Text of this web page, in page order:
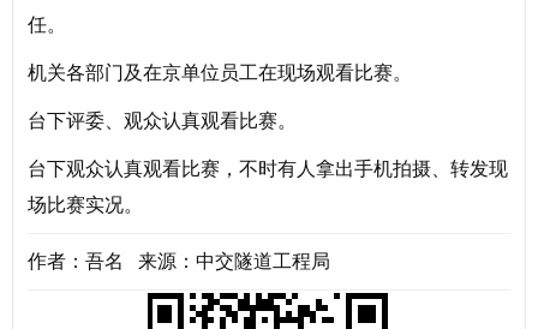
任。
机关各部门及在京单位员工在现场观看比赛。
台下评委、观众认真观看比赛。
台下观众认真观看比赛，不时有人拿出手机拍摄、转发现
场比赛实况。
作者：吾名 来源：中交隧道工程局